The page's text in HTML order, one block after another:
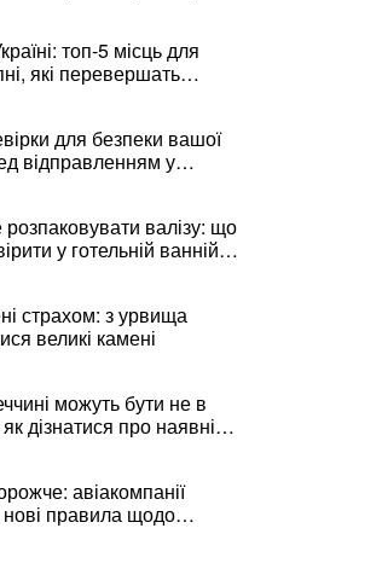
топ-5 місць для
які перевершать
для безпеки вашої
відправленням у
валізу: що
у готельній ванній
мандрівниці
страхом: з урвища
великі камені
можуть бути не в
дізнатися про наявні
авіакомпанії
правила щодо